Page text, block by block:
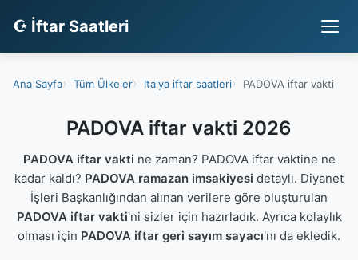
☪ İftar Saatleri
Ana Sayfa Tüm Ülkeler Italya iftar saatleri PADOVA iftar vakti
PADOVA iftar vakti 2026
PADOVA iftar vakti ne zaman? PADOVA iftar vaktine ne
kadar kaldı? PADOVA ramazan imsakiyesi detaylı. Diyanet
İşleri Başkanlığından alınan verilere göre oluşturulan
PADOVA iftar vakti'ni sizler için hazırladık. Ayrıca kolaylık
olması için PADOVA iftar geri sayım sayacı'nı da ekledik.